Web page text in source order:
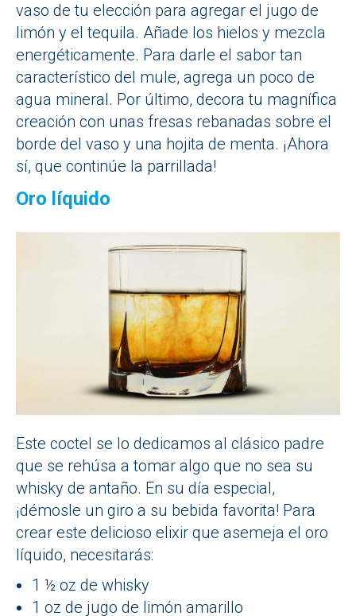
vaso de tu elección para agregar el jugo de
limón y el tequila. Añade los hielos y mezcla
energéticamente. Para darle el sabor tan
característico del mule, agrega un poco de
agua mineral. Por último, decora tu magnífica
creación con unas fresas rebanadas sobre el
borde del vaso y una hojita de menta. ¡Ahora
sí, que continúe la parrillada!
Oro líquido
Este coctel se lo dedicamos al clásico padre
que se rehúsa a tomar algo que no sea su
whisky de antaño. En su día especial,
¡démosle un giro a su bebida favorita! Para
crear este delicioso elixir que asemeja el oro
líquido, necesitarás:
1 ½ oz de whisky
1 oz de jugo de limón amarillo